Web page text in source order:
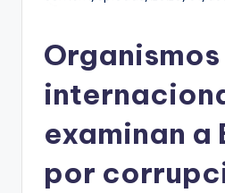
Organismos
examinan a
por